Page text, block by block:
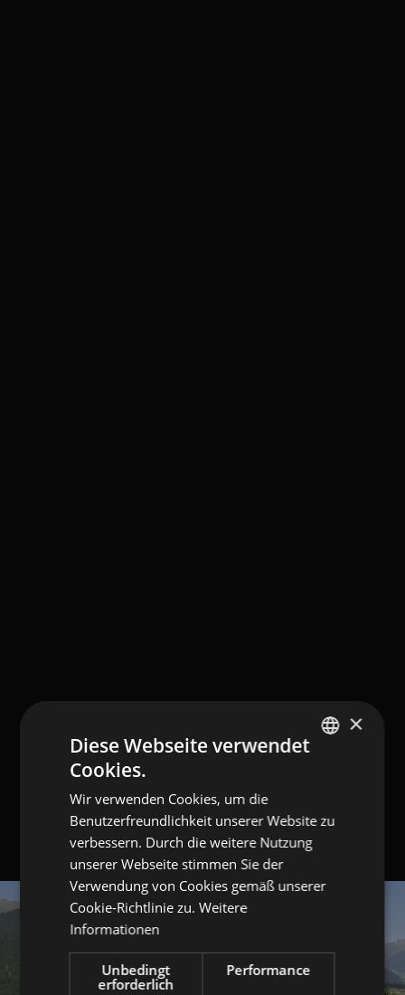
×
Diese Webseite verwendet
Cookies.
Wir verwenden Cookies, um die
Benutzerfreundlichkeit unserer Website zu
verbessern. Durch die weitere Nutzung
unserer Webseite stimmen Sie der
Verwendung von Cookies gemäß unserer
Cookie-Richtlinie zu. Weitere
Informationen
Unbedingt
erforderlich
Performance